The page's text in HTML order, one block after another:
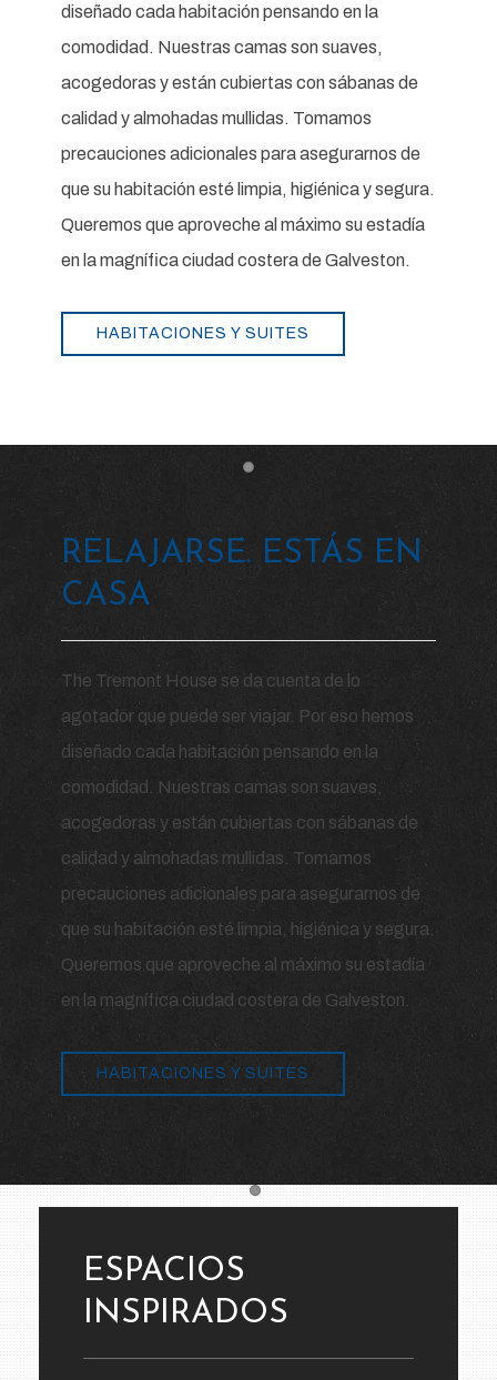
diseñado cada habitación pensando en la
comodidad. Nuestras camas son suaves,
acogedoras y están cubiertas con sábanas de
calidad y almohadas mullidas. Tomamos
precauciones adicionales para asegurarnos de
que su habitación esté limpia, higiénica y segura.
Queremos que aproveche al máximo su estadía
en la magnífica ciudad costera de Galveston.
HABITACIONES Y SUITES
RELAJARSE. ESTÁS EN
CASA
The Tremont House se da cuenta de lo
agotador que puede ser viajar. Por eso hemos
diseñado cada habitación pensando en la
comodidad. Nuestras camas son suaves,
acogedoras y están cubiertas con sábanas de
calidad y almohadas mullidas. Tomamos
precauciones adicionales para asegurarnos de
que su habitación esté limpia, higiénica y segura.
Queremos que aproveche al máximo su estadía
en la magnífica ciudad costera de Galveston.
HABITACIONES Y SUITES
Item 1
ESPACIOS
INSPIRADOS